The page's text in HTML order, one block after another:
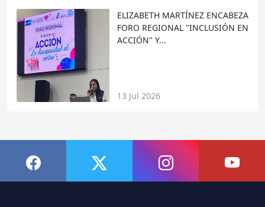
ELIZABETH MARTÍNEZ ENCABEZA
FORO REGIONAL "INCLUSIÓN EN
ACCIÓN" Y...
13 Jul 2026